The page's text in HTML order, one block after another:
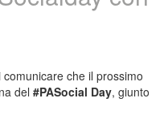
che il prossimo
del #PASocial Day, giunto